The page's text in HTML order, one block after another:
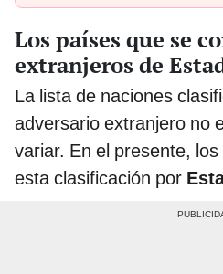
Los países que se
extranjeros de
La lista de naciones
adversario extranjero no
variar. En el presente,
esta clasificación por